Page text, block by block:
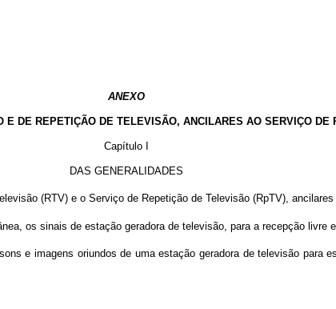
ANEXO
DE REPETIÇÃO DE TELEVISÃO, ANCILARES AO SERVIÇO DE
Capítulo I
DAS GENERALIDADES
(RTV) e o Serviço de Repetição de Televisão (RpTV),
os sinais de estação geradora de televisão, para a recepção livre
e imagens oriundos de uma estação geradora de televisão para